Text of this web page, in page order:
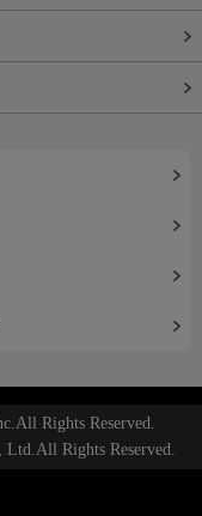
Rights Reserved.
Rights Reserved.